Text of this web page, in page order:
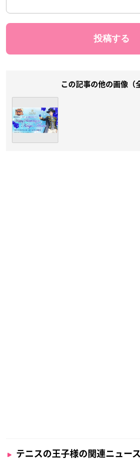
この記事の他の画像（
テニスの王子様の関連ニュー